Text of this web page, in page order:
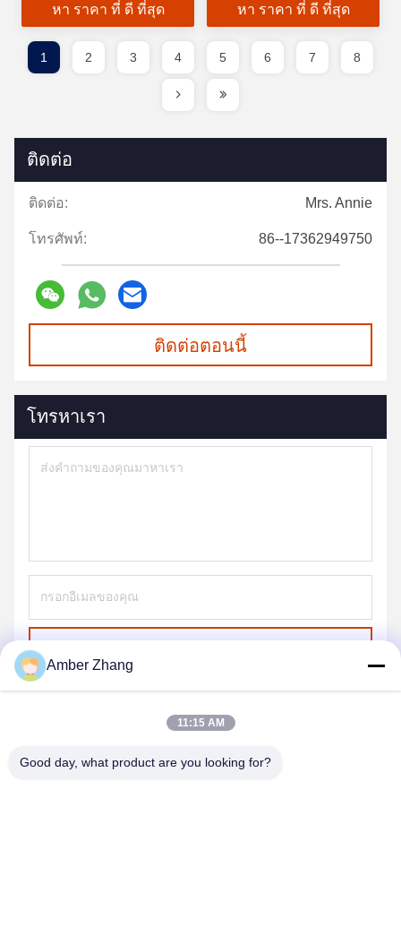
หา ราคา ที่ ดี ที่สุด
หา ราคา ที่ ดี ที่สุด
1 2 3 4 5 6 7 8
ติดต่อ
ติดต่อ: Mrs. Annie
โทรศัพท์: 86--17362949750
ติดต่อตอนนี้
โทรหาเรา
Amber Zhang
11:15 AM
Good day, what product are you looking for?